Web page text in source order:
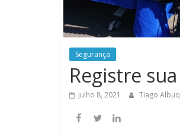
Segurança
Registre
julho 8, 2021 Tiago